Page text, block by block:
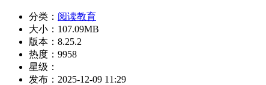
分类： 阅读教育
大小： 107.09MB
版本： 8.25.2
热度： 9958
星级：
发布： 2025-12-09 11:29